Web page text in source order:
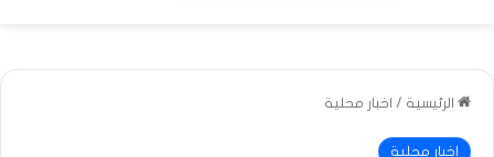
الرئيسية / اخبار محلية
اخبار محلية